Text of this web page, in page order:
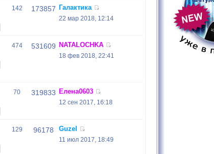
142 173857 Галактика
22 мар 2018, 12:14
474 531609 NATALOCHKA
18 фев 2018, 22:41
70 319833 Елена0603
12 сен 2017, 16:18
129 96178 Guzel
11 июл 2017, 18:49